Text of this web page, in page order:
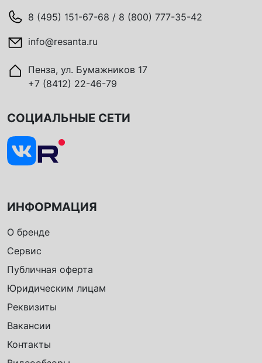
8 (495) 151-67-68 / 8 (800) 777-35-42
info@resanta.ru
Пенза, ул. Бумажников 17
+7 (8412) 22-46-79
ИНФОРМАЦИЯ
О бренде
Сервис
Публичная оферта
Юридическим лицам
Реквизиты
Вакансии
Контакты
СОЦИАЛЬНЫЕ СЕТИ